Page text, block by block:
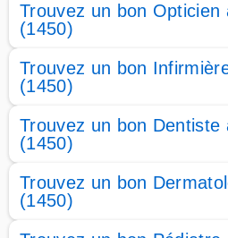
Trouvez un bon Opticien
(1450)
Trouvez un bon
(1450)
Trouvez un bon Dentiste
(1450)
Trouvez un bon
(1450)